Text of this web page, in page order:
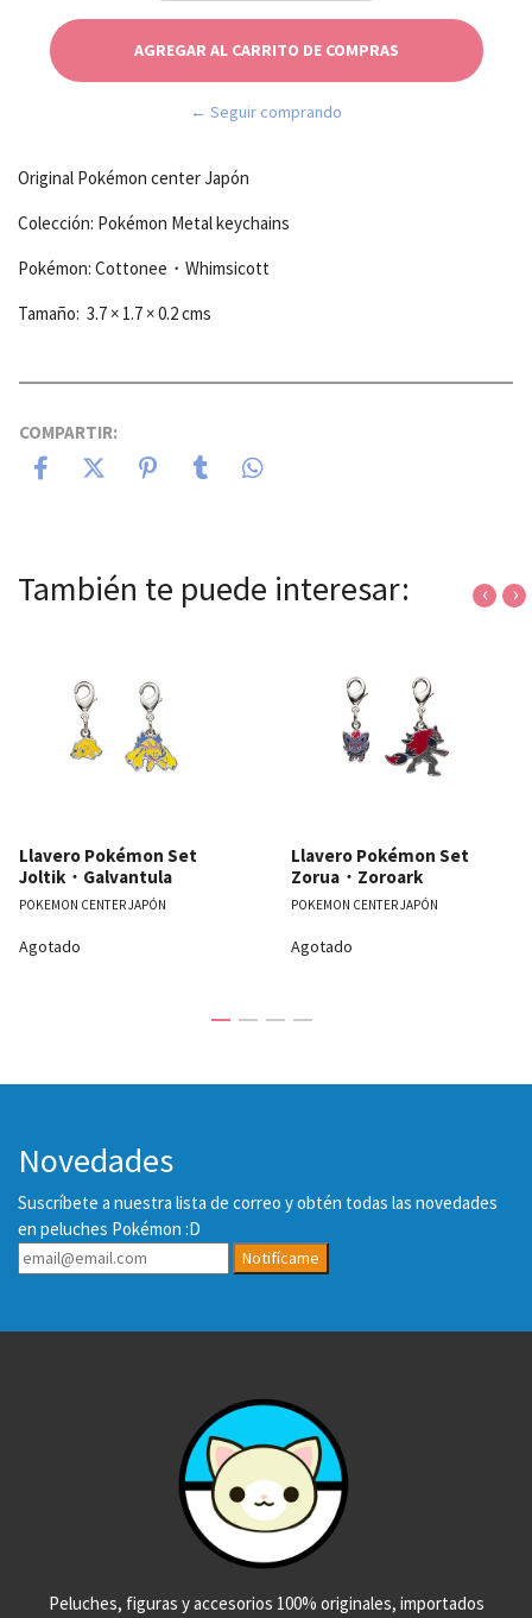
← Seguir comprando
Original Pokémon center Japón
Colección: Pokémon Metal keychains
Pokémon: Cottonee・Whimsicott
Tamaño: 3.7 × 1.7 × 0.2 cms
COMPARTIR:
También te puede interesar:
Llavero Pokémon Set
Joltik・Galvantula
POKEMON CENTER JAPÓN
Agotado
Llavero Pokémon Set
Zorua・Zoroark
POKEMON CENTER JAPÓN
Agotado
‹ ›
Novedades
Suscríbete a nuestra lista de correo y obtén todas las novedades
en peluches Pokémon :D
Notifícame
Peluches, figuras y accesorios 100% originales, importados